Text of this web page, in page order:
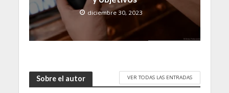
diciembre 30, 2023
Sobre el autor VER TODAS LAS ENTRADAS